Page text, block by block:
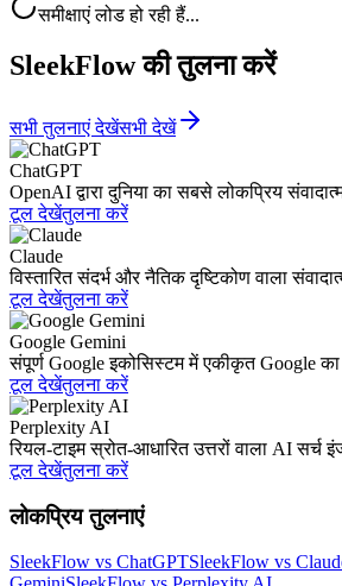
समीक्षाएं लोड हो रही हैं...
SleekFlow की तुलना करें
सभी तुलनाएं देखेंसभी देखें
ChatGPT
OpenAI द्वारा दुनिया का सबसे लोकप्रिय
टूल देखेंतुलना करें
Claude
विस्तारित संदर्भ और नैतिक दृष्टिकोण वाला
टूल देखेंतुलना करें
Google Gemini
संपूर्ण Google इकोसिस्टम में एकीकृत Google
टूल देखेंतुलना करें
Perplexity AI
रियल-टाइम स्रोत-आधारित उत्तरों वाला AI सर्च
टूल देखेंतुलना करें
लोकप्रिय तुलनाएं
SleekFlow vs ChatGPTSleekFlow vs